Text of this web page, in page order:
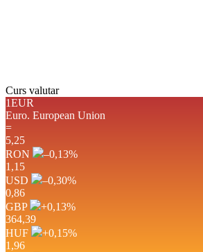
Curs valutar
1EUR
Euro. European Union
=
5,25
RON
–0,13%
1,15
USD
–0,30%
0,86
GBP
+0,13%
364,39
HUF
+0,15%
1,96